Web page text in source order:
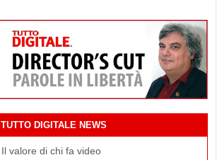
TUTTO DIGITALE NEWS
Il valore di chi fa video